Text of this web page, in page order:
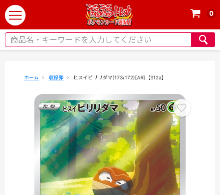
t
o
g
0
ホーム 収録弾 ヒスイビリリダマ(173/172)[AR]【S12a】